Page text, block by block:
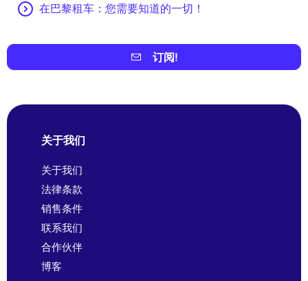
在巴黎租车：您需要知道的一切！
订阅!
关于我们
关于我们
法律条款
销售条件
联系我们
合作伙伴
博客